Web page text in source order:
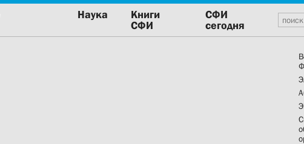
Наука
Книги
СФИ
СФИ
сегодня